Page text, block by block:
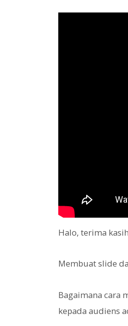
Halo, terima
Membuat slide
Bagaimana cara
kepada audiens